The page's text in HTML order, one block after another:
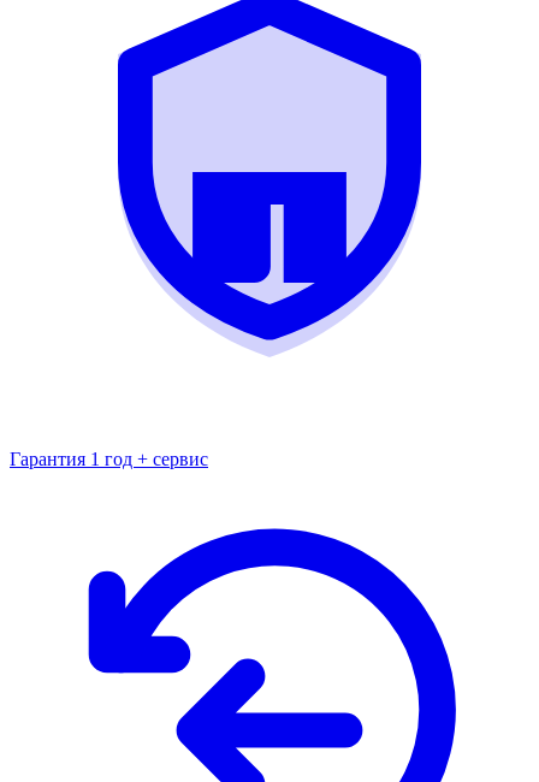
Гарантия 1 год + сервис